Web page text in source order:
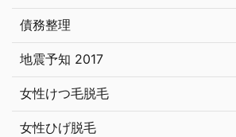
債務整理
地震予知 2017
女性けつ毛脱毛
女性ひげ脱毛